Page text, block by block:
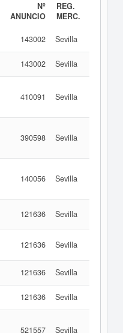
Nº
ANUNCIO
REG.
MERC.
143002 Sevilla
143002 Sevilla
410091 Sevilla
390598 Sevilla
140056 Sevilla
121636 Sevilla
121636 Sevilla
121636 Sevilla
121636 Sevilla
521557 Sevilla